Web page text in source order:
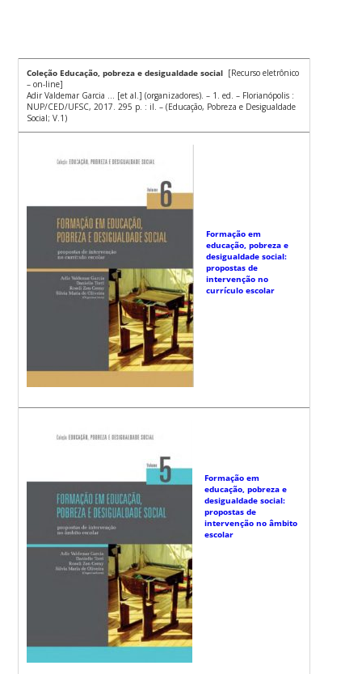
Coleção Educação, pobreza e desigualdade social [Recurso eletrônico
– on-line]
Adir Valdemar Garcia … [et al.] (organizadores). – 1. ed. – Florianópolis :
NUP/CED/UFSC, 2017. 295 p. : il. – (Educação, Pobreza e Desigualdade
Social; V.1)
Formação em
educação, pobreza e
desigualdade social:
propostas de
intervenção no
currículo escolar
Formação em
educação, pobreza e
desigualdade social:
propostas de
intervenção no âmbito
escolar